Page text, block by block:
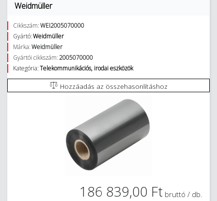
Weidmüller
Cikkszám:WEI2005070000
Gyártó:Weidmüller
Márka:Weidmüller
Gyártói cikkszám:2005070000
Kategória:Telekommunikációs, irodai eszközök
Hozzáadás az összehasonlításhoz
186 839,00 Ft bruttó / db.